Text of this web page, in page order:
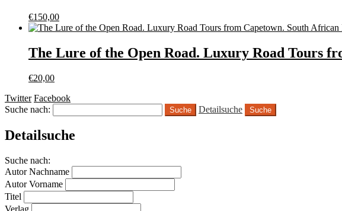
€150,00
The Lure of the Open Road. Luxury Road Tours
€20,00
Twitter Facebook
Suche nach:
Detailsuche Suche
Detailsuche
Suche nach:
Autor Nachname
Autor Vorname
Titel